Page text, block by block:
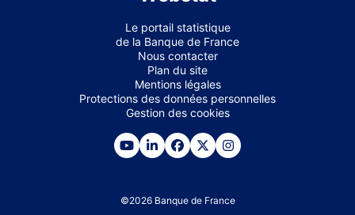
Le portail statistique
de la Banque de France
Nous contacter
Plan du site
Mentions légales
Protections des données personnelles
Gestion des cookies
©2026 Banque de France